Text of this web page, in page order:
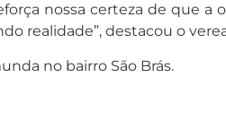
nossa certeza de que a
realidade”, destacou o
no bairro São Brás.